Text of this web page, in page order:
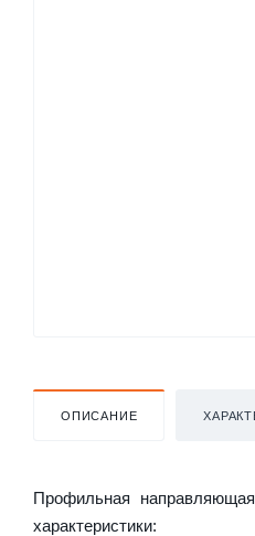
ОПИСАНИЕ
Профильная
характеристики: